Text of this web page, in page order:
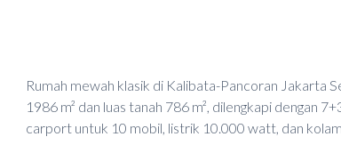
Rumah mewah klasik di Kalibata-Pancoran Jakarta
1986 m² dan luas tanah 786 m², dilengkapi dengan
carport untuk 10 mobil, listrik 10.000 watt, dan